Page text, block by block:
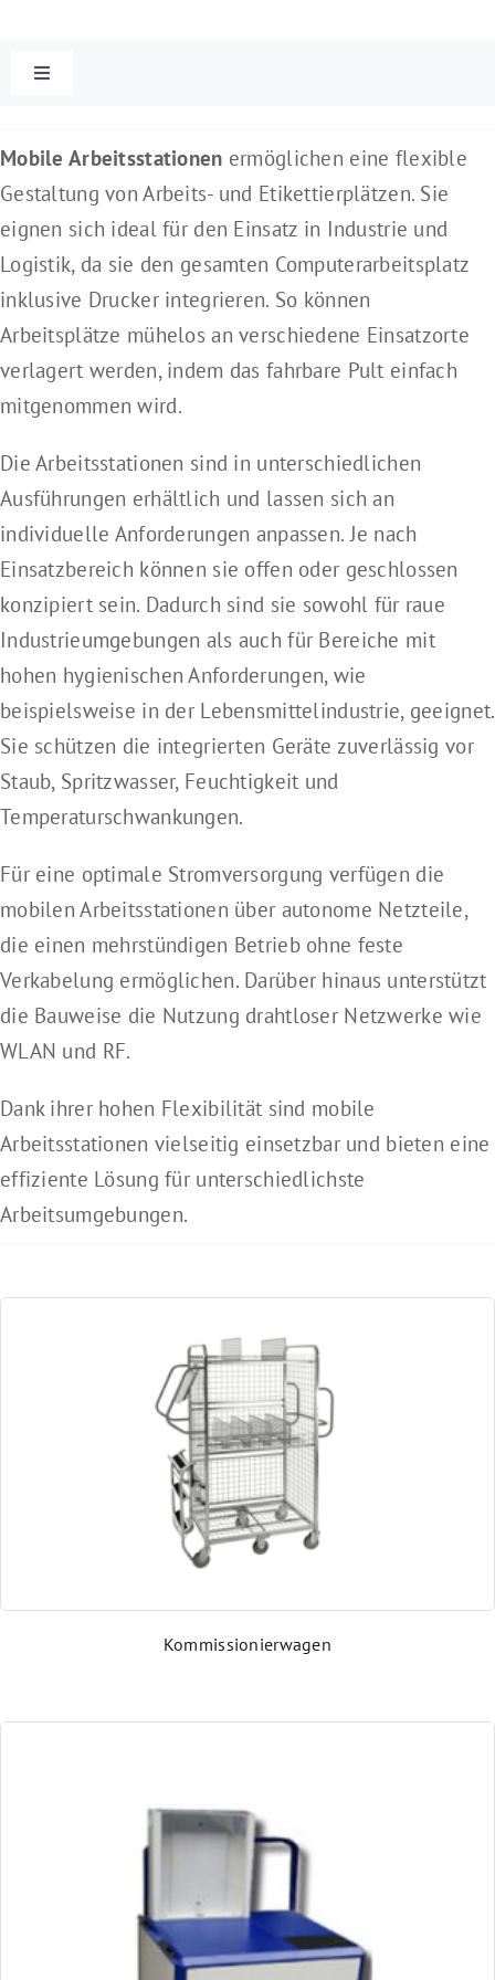
Toggle
Laser-Barcode-Scanner
Machine Vision – Industrielle Bildverarbeitung
Industrielle Handscanner
Mehrzweck-Handscanner
Anschlusstechnik – Systemintegration
MDE Mobile Computer
Sensoren
Mobile Arbeitsstationen
Präsentationsscanner
Industrielle Kennzeichnungssysteme
Schutzgehäuse für Arbeitsplätze und Drucker
Barcode-Prüfgeräte und Kalibrierkarten
Umsetzer & Dongle
Verbrauchsmaterial
NiceLabel Etikettensoftware
Mobile Arbeitsstationen ermöglichen eine flexible
Gestaltung von Arbeits- und Etikettierplätzen. Sie
eignen sich ideal für den Einsatz in Industrie und
Logistik, da sie den gesamten Computerarbeitsplatz
inklusive Drucker integrieren. So können
Arbeitsplätze mühelos an verschiedene Einsatzorte
verlagert werden, indem das fahrbare Pult einfach
mitgenommen wird.
Die Arbeitsstationen sind in unterschiedlichen
Ausführungen erhältlich und lassen sich an
individuelle Anforderungen anpassen. Je nach
Einsatzbereich können sie offen oder geschlossen
konzipiert sein. Dadurch sind sie sowohl für raue
Industrieumgebungen als auch für Bereiche mit
hohen hygienischen Anforderungen, wie
beispielsweise in der Lebensmittelindustrie, geeignet.
Sie schützen die integrierten Geräte zuverlässig vor
Staub, Spritzwasser, Feuchtigkeit und
Temperaturschwankungen.
Für eine optimale Stromversorgung verfügen die
mobilen Arbeitsstationen über autonome Netzteile,
die einen mehrstündigen Betrieb ohne feste
Verkabelung ermöglichen. Darüber hinaus unterstützt
die Bauweise die Nutzung drahtloser Netzwerke wie
WLAN und RF.
Dank ihrer hohen Flexibilität sind mobile
Arbeitsstationen vielseitig einsetzbar und bieten eine
effiziente Lösung für unterschiedlichste
Arbeitsumgebungen.
Kommissionierwagen